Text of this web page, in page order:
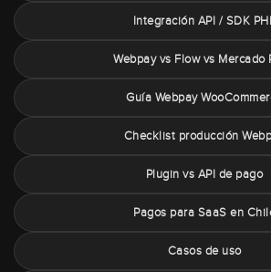
Integración API / SDK
Webpay vs Flow vs Mercado
Guía Webpay
Checklist producción
Plugin vs API de pago
Pagos para SaaS en
Casos de uso